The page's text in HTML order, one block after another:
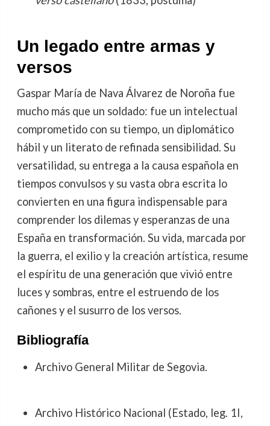
Un legado entre armas y
versos
Gaspar María de Nava Álvarez de Noroña fue
mucho más que un soldado: fue un intelectual
comprometido con su tiempo, un diplomático
hábil y un literato de refinada sensibilidad. Su
versatilidad, su entrega a la causa española en
tiempos convulsos y su vasta obra escrita lo
convierten en una figura indispensable para
comprender los dilemas y esperanzas de una
España en transformación. Su vida, marcada por
la guerra, el exilio y la creación artística, resume
el espíritu de una generación que vivió entre
luces y sombras, entre el estruendo de los
cañones y el susurro de los versos.
Bibliografía
Archivo General Militar de Segovia.
Archivo Histórico Nacional (Estado, leg. 1I,